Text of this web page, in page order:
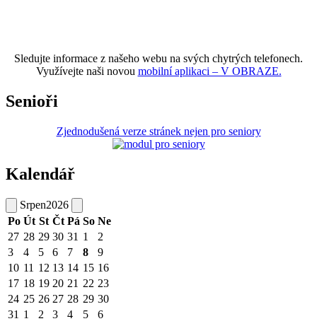
Sledujte informace z našeho webu na svých chytrých telefonech.
Využívejte naši novou mobilní aplikaci – V OBRAZE.
Senioři
Zjednodušená verze stránek nejen pro seniory
Kalendář
Srpen2026
Po Út St Čt Pá So Ne
27 28 29 30 31 1
2
3
4 5 6 7 8
9
10 11 12 13 14 15 16
17 18 19 20 21 22 23
24 25 26 27 28 29 30
31 1 2 3 4 5 6